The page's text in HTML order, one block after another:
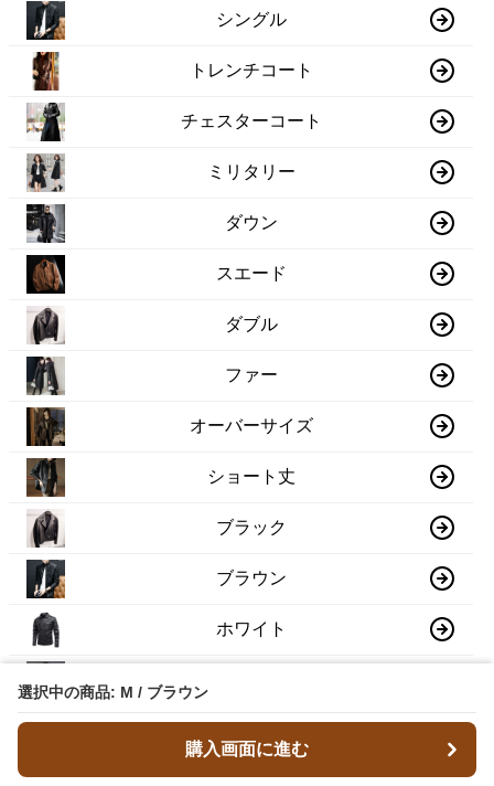
選択中の商品: M / ブラウン
購入画面に進む
シングル
トレンチコート
チェスターコート
ミリタリー
ダウン
スエード
ダブル
ファー
オーバーサイズ
ショート丈
ブラック
ブラウン
ホワイト
ダークブラウン